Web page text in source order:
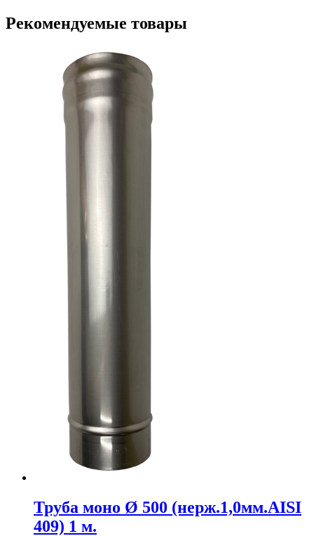
Рекомендуемые товары
Труба моно Ø 500 (нерж.1,0мм.AISI
409) 1 м.